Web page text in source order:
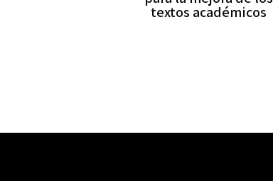
textos académicos